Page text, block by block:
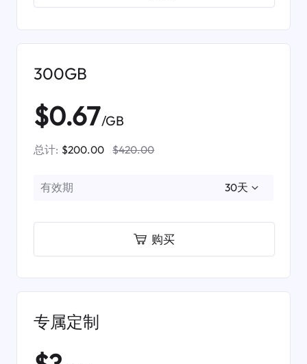
300GB
$0.67/GB
总计: $200.00 $420.00
有效期
购买
专属定制